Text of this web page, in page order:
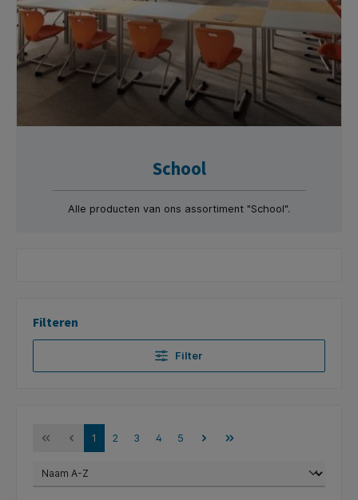
School
Alle producten van ons assortiment "School".
Filteren
Filter
1 2 3 4 5